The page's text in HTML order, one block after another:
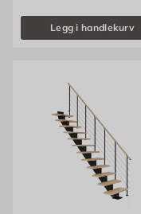
Legg i handlekurv